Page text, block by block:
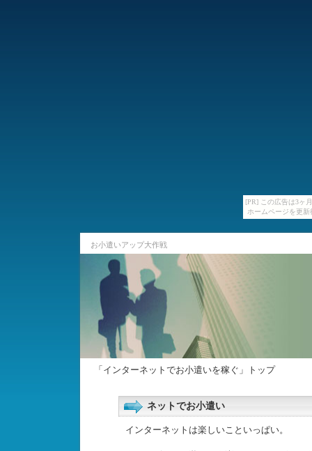
[PR] この広告は3ヶ
ホームページを更
お小遣いアップ大作戦
「インターネットでお小遣いを稼ぐ」トップ
ネットでお小遣い
インターネットは楽しいこといっぱい。